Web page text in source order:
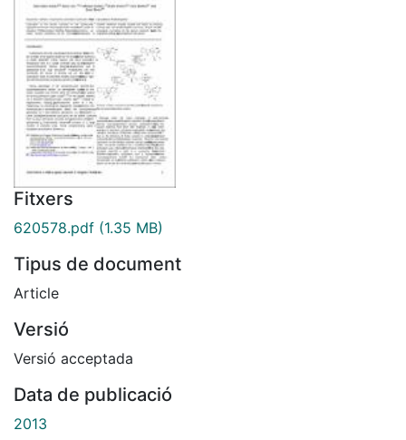
Fitxers
620578.pdf (1.35 MB)
Tipus de document
Article
Versió
Versió acceptada
Data de publicació
2013